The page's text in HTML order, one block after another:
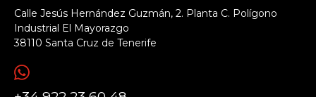
Calle Jesús Hernández Guzmán, 2. Planta C. Polígono
Industrial El Mayorazgo
38110 Santa Cruz de Tenerife